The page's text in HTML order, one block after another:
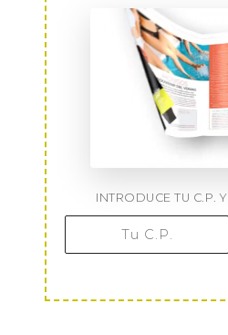
INTRODUCE TU C.P. Y